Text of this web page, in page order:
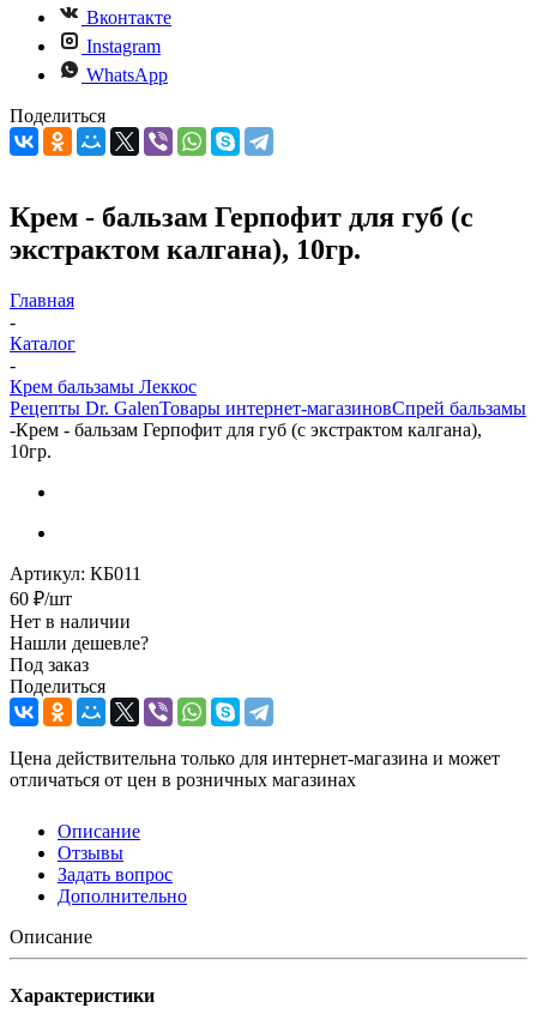
Вконтакте
Instagram
WhatsApp
Поделиться
Крем - бальзам Герпофит для губ (с
экстрактом калгана), 10гр.
Главная
-
Каталог
-
Крем бальзамы Леккос
Рецепты Dr. GalenТовары интернет-магазиновСпрей бальзамы
-Крем - бальзам Герпофит для губ (с экстрактом калгана),
10гр.
Артикул: КБ011
60 ₽/шт
Нет в наличии
Нашли дешевле?
Под заказ
Поделиться
Цена действительна только для интернет-магазина и может
отличаться от цен в розничных магазинах
Описание
Отзывы
Задать вопрос
Дополнительно
Описание
Характеристики